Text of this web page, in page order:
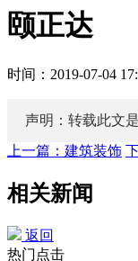
颐正达
时间：2019-07-04
声明：转载此文
上一篇：建筑装饰
相关新闻
返回
热门点击